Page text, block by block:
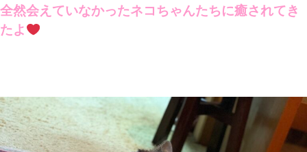
全然会えていなかったネコちゃんたちに癒されてき
たよ